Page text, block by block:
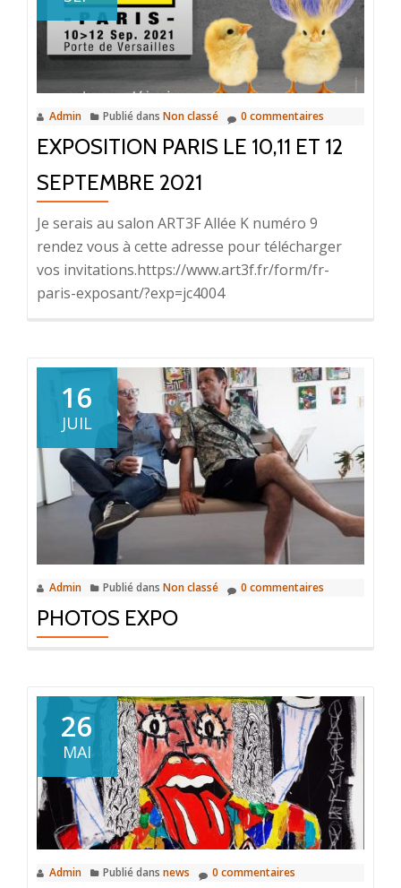
Admin Publié dans Non classé 0 commentaires
EXPOSITION PARIS LE 10,11 ET 12
SEPTEMBRE 2021
Je serais au salon ART3F Allée K numéro 9
rendez vous à cette adresse pour télécharger
vos invitations.https://www.art3f.fr/form/fr-
paris-exposant/?exp=jc4004
16
JUIL
Admin Publié dans Non classé 0 commentaires
PHOTOS EXPO
26
MAI
Admin Publié dans news 0 commentaires